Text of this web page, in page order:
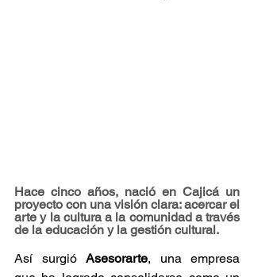
Hace cinco años, nació en Cajicá un
proyecto con una visión clara: acercar el
arte y la cultura a la comunidad a través
de la educación y la gestión cultural.
Así surgió Asesorarte, una empresa